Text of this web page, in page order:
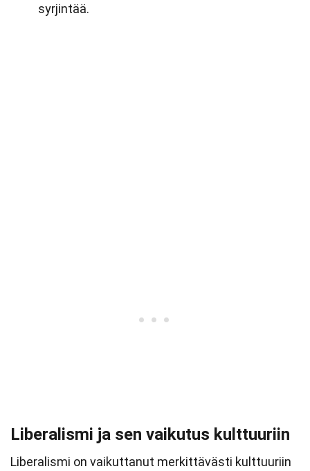
syrjintää.
Liberalismi ja sen vaikutus kulttuuriin
Liberalismi on vaikuttanut merkittävästi kulttuuriin